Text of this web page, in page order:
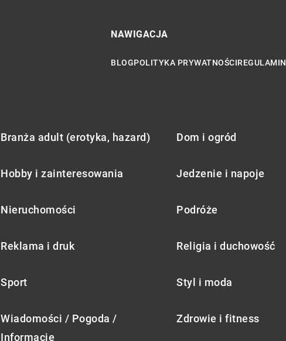
NAWIGACJA
BLOGPOLITYKA PRYWATNOŚCIREGULAMIN
Branża adult (erotyka, hazard) Dom i ogród
Hobby i zainteresowania Jedzenie i napoje
Nieruchomości Podróże
Reklama i druk Religia i duchowość
Sport Styl i moda
Wiadomości / Pogoda /
Informacje
Zdrowie i fitness